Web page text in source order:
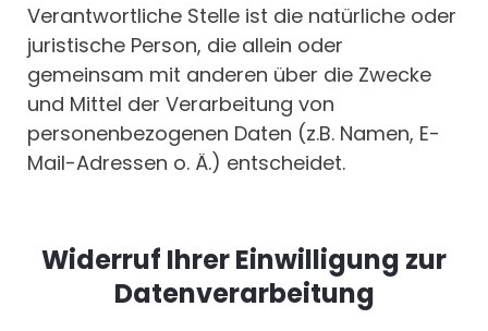
Verantwortliche Stelle ist die natürliche oder
juristische Person, die allein oder
gemeinsam mit anderen über die Zwecke
und Mittel der Verarbeitung von
personenbezogenen Daten (z.B. Namen, E-
Mail-Adressen o. Ä.) entscheidet.
Widerruf Ihrer Einwilligung zur
Datenverarbeitung